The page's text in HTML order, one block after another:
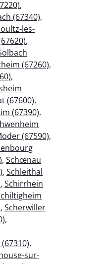
,
(67340),
les-
,
(67260),
,
(67600),
(67390),
(67590),
, Schœnau
, Schleithal
, Schirrhein
, Scherwiller
,
,
sur-